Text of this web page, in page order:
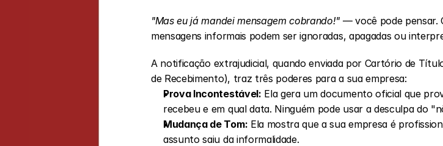
"Mas eu já mandei mensagem cobrando!" — você pode pensar.
mensagens informais podem ser ignoradas, apagadas ou
A notificação extrajudicial, quando enviada por Cartório de
de Recebimento), traz três poderes para a sua empresa:
Prova Incontestável: Ela gera um documento oficial que
recebeu e em qual data. Ninguém pode usar a desculpa do
Mudança de Tom: Ela mostra que a sua empresa é
assunto saiu da informalidade.